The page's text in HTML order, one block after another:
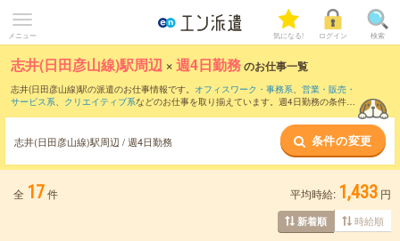
メニュー 気になる! ログイン 検索
志井(日田彦山線)駅周辺 ×週4日勤務のお仕事一覧
志井(日田彦山線)駅の派遣のお仕事情報です。 オフィスワーク・事務系、 営業・販売・
サービス系、 クリエイティブ系などのお仕事を取り揃えています。週4日勤務の条件の
志井(日田彦山線)駅周辺 / 週4日勤務 条件の変更
全 17件 平均時給: 1,433 円
新着順 時給順